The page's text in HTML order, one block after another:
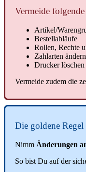
Vermeide
Artikel/
Bestellabläufe
Rollen, Rechte
Zahlarten ändern
Drucker löschen
Vermeide zudem die
Die goldene Regel
Nimm Änderungen
So bist Du auf der